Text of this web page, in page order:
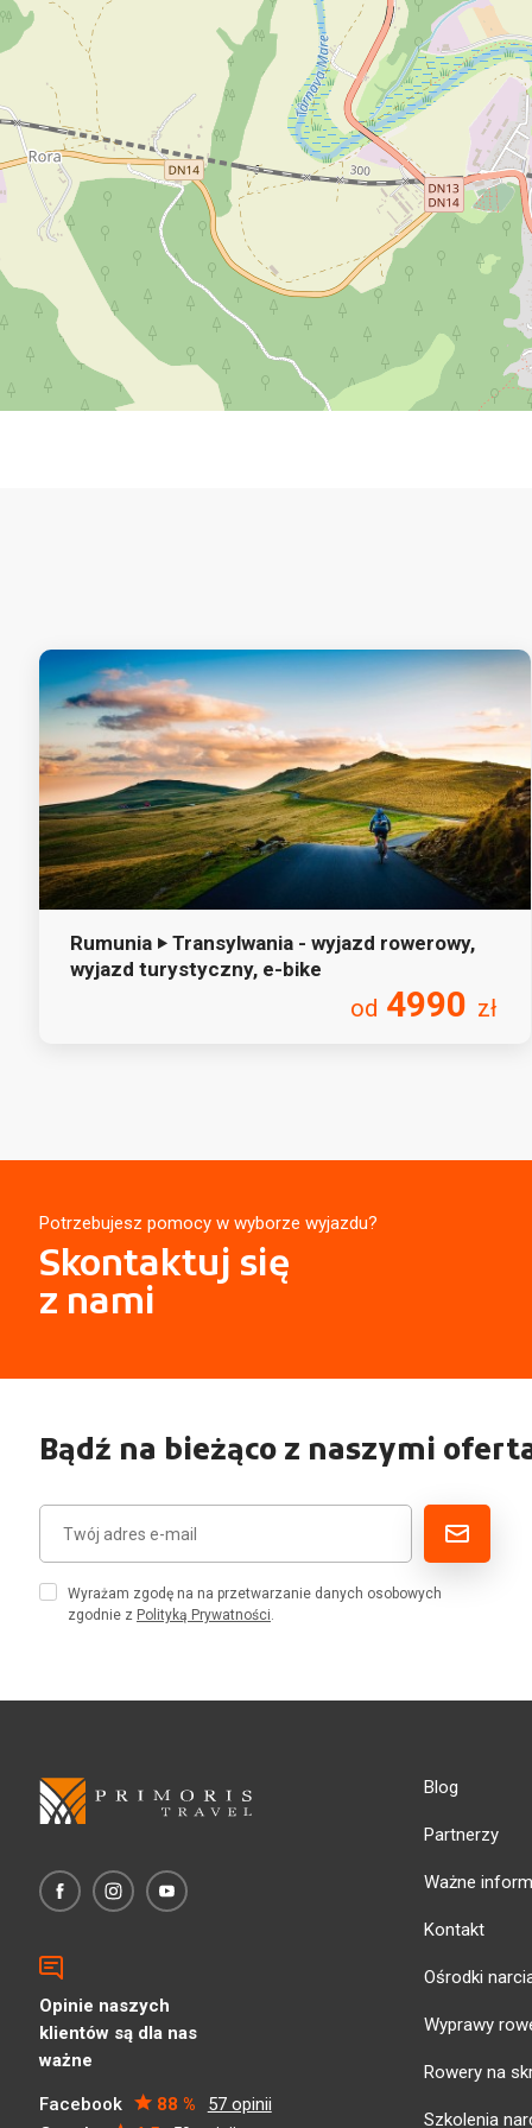
Rumunia ‣ Transylwania - wyjazd rowerowy,
wyjazd turystyczny, e-bike
od 4990 zł
Potrzebujesz pomocy w wyborze wyjazdu?
Skontaktuj się
z nami
Bądź na bieżąco z naszymi
Wyrażam zgodę na na przetwarzanie danych osobowych
zgodnie z Polityką Prywatności.
Blog
Partnerzy
Ważne
Kontakt
Ośrodki
Wyprawy
Rowery na
Szkolenia
Opinie naszych
klientów są dla nas
ważne
Facebook 88 %
57 opinii